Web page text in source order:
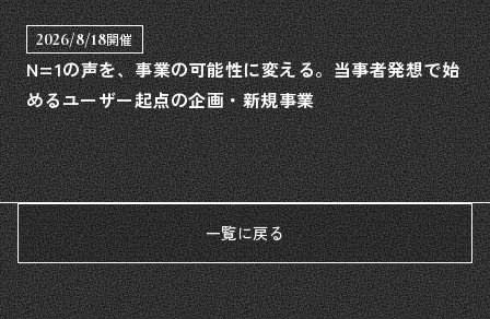
N=1の声を、事業の可能性に変える。当事者発想で始
めるユーザー起点の企画・新規事業
2026/8/18開催
一覧に戻る